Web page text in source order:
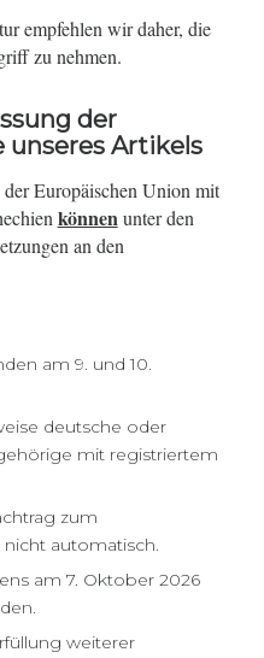
empfehlen wir daher, die
zu nehmen.
der
Artikels
Europäischen Union mit
können unter den
an den
am 9. und 10.
deutsche oder
mit registriertem
zum
automatisch.
am 7. Oktober 2026
weiterer